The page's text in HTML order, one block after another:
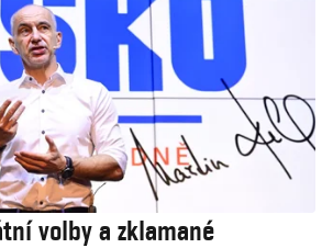
volby a zklamané